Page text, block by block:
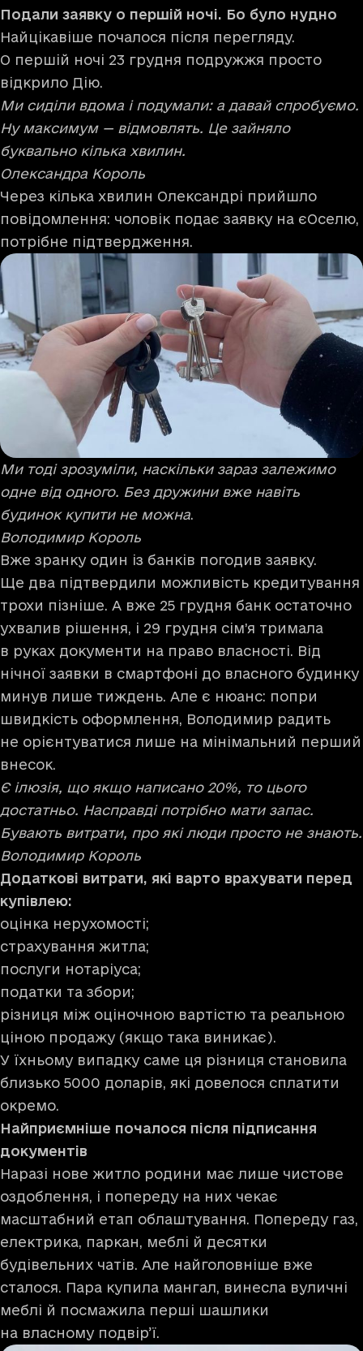
Подали заявку о першій ночі. Бо було нудно
Найцікавіше почалося після перегляду.
О першій ночі 23 грудня подружжя просто
відкрило Дію.
Ми сиділи вдома і подумали: а давай спробуємо.
Ну максимум — відмовлять. Це зайняло
буквально кілька хвилин.
Олександра Король
Через кілька хвилин Олександрі прийшло
повідомлення: чоловік подає заявку на єОселю,
потрібне підтвердження.
Ми тоді зрозуміли, наскільки зараз залежимо
одне від одного. Без дружини вже навіть
будинок купити не можна.
Володимир Король
Вже зранку один із банків погодив заявку.
Ще два підтвердили можливість кредитування
трохи пізніше. А вже 25 грудня банк остаточно
ухвалив рішення, і 29 грудня сім’я тримала
в руках документи на право власності. Від
нічної заявки в смартфоні до власного будинку
минув лише тиждень. Але є нюанс: попри
швидкість оформлення, Володимир радить
не орієнтуватися лише на мінімальний перший
внесок.
Є ілюзія, що якщо написано 20%, то цього
достатньо. Насправді потрібно мати запас.
Бувають витрати, про які люди просто не знають.
Володимир Король
Додаткові витрати, які варто врахувати перед
купівлею:
оцінка нерухомості;
страхування житла;
послуги нотаріуса;
податки та збори;
різниця між оціночною вартістю та реальною
ціною продажу (якщо така виникає).
У їхньому випадку саме ця різниця становила
близько 5000 доларів, які довелося сплатити
окремо.
Найприємніше почалося після підписання
документів
Наразі нове житло родини має лише чистове
оздоблення, і попереду на них чекає
масштабний етап облаштування. Попереду газ,
електрика, паркан, меблі й десятки
будівельних чатів. Але найголовніше вже
сталося. Пара купила мангал, винесла вуличні
меблі й посмажила перші шашлики
на власному подвір’ї.